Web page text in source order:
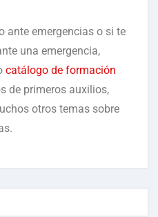
ante emergencias o si te
una emergencia,
catálogo de formación
de primeros auxilios,
otros temas sobre